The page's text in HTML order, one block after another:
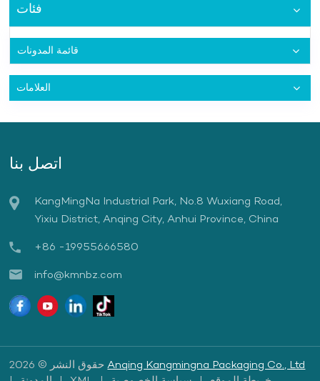
فئات
قائمة المدونات
العلامات
اتصل بنا
KangMingNa Industrial Park, No.8 Wuxiang Road,
Yixiu District, Anqing City, Anhui Province, China
+86 -19955666580
info@kmnbz.com
حقوق النشر © 2026 Anqing Kangmingna Packaging Co., Ltd